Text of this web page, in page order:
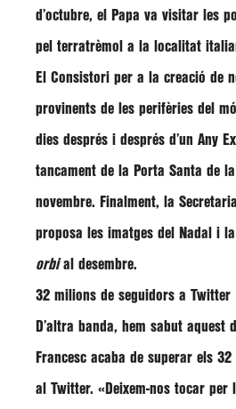
d’octubre, el Papa va visitar les
pel terratrèmol a la localitat
El Consistori per a la creació de
provinents de les perifèries del
dies després i després d’un Any
tancament de la Porta Santa de
novembre. Finalment, la
proposa les imatges del Nadal i la
orbial desembre.
32 milions de seguidors a Twitter
D’altra banda, hem sabut aquest
Francesc acaba de superar els
al Twitter. «Deixem-nos tocar per